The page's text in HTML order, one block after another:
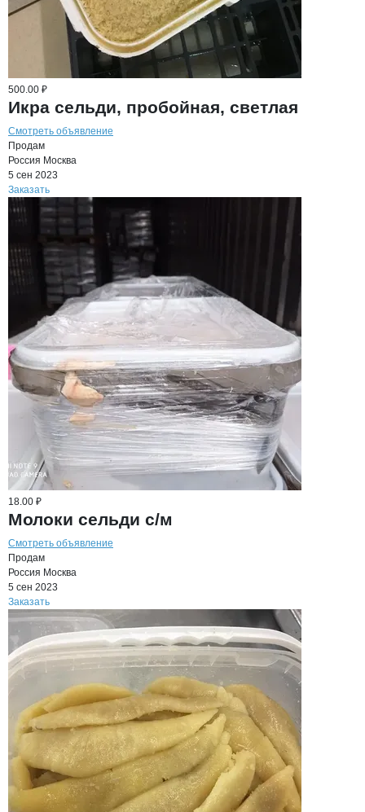
500.00 ₽
Икра сельди, пробойная, светлая
Смотреть объявление
Продам
Россия Москва
5 сен 2023
Заказать
18.00 ₽
Молоки сельди с/м
Смотреть объявление
Продам
Россия Москва
5 сен 2023
Заказать